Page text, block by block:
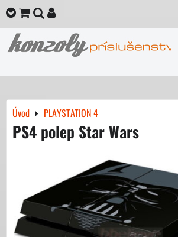
Úvod PLAYSTATION 4
PS4 polep Star Wars